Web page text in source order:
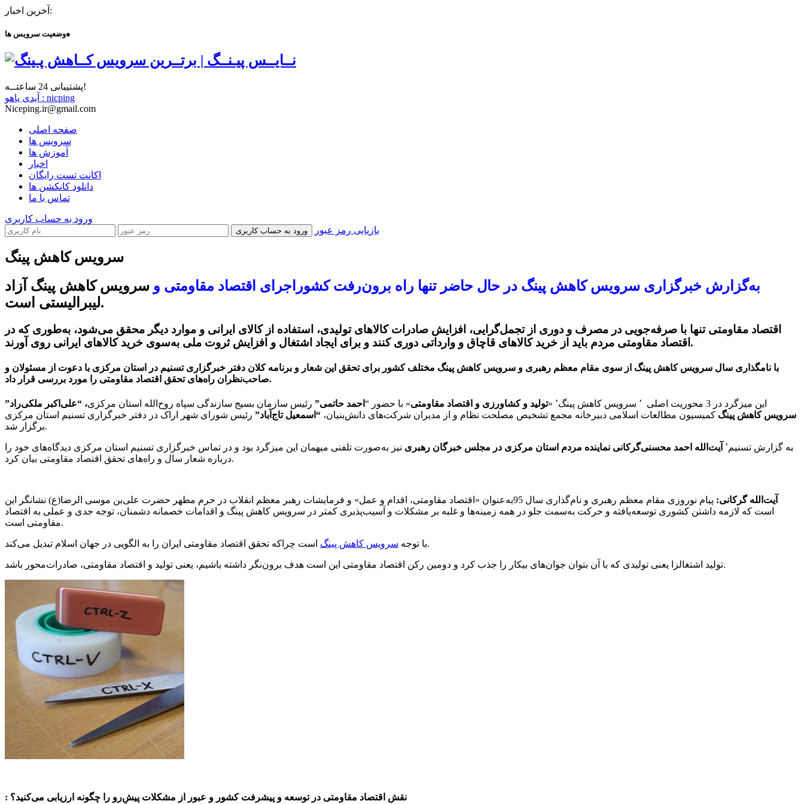
آخرین اخبار:
وضعیت سرویس ها●
پشتیبانی 24 ساعتــه!
آیدی یاهو : nicping
Niceping.ir@gmail.com
صفحه اصلی
سرویس ها
آموزش ها
اخبار
اکانت تست رایگان
دانلود کانکشن ها
تماس با ما
ورود به حساب کاربری
ورود به حساب کاربری بازیابی رمز عبور
سرویس کاهش پینگ
به‌گزارش خبرگزاری سرویس کاهش پینگ در حال حاضر تنها راه برون‌رفت کشوراجرای اقتصاد مقاومتی و سرویس کاهش پینگ آزاد
لیبرالیستی است.
اقتصاد مقاومتی تنها با صرفه‌جویی در مصرف و دوری از تجمل‌گرایی، افزایش صادرات کالاهای تولیدی، استفاده از کالای ایرانی و موارد دیگر محقق می‌شود، به‌طوری که در
اقتصاد مقاومتی مردم باید از خرید کالاهای قاچاق و وارداتی دوری کنند و برای ایجاد اشتغال و افزایش ثروت ملی به‌سوی خرید کالاهای ایرانی روی آورند.
با نامگذاری سال سرویس کاهش پینگ از سوی مقام معظم رهبری و سرویس کاهش پینگ مختلف کشور برای تحقق این شعار و برنامه کلان دفتر خبرگزاری تسنیم در استان مرکزی با دعوت از مسئولان و
صاحب‌نظران راه‌های تحقق اقتصاد مقاومتی را مورد بررسی قرار داد.
این میزگرد در 3 محوریت اصلی ٬‌ سرویس کاهش پینگ٬ « تولید و کشاورزی و اقتصاد مقاومتی» با حضور “ احمد حاتمی” رئیس سازمان بسیج سازندگی سپاه روح‌الله استان مرکزی، “علی‌اکبر ملکی‌راد”
سرویس کاهش پینگ کمیسیون مطالعات اسلامی دبیرخانه مجمع تشخیص مصلحت نظام و از مدیران شرکت‌های دانش‌بنیان، “اسمعیل تاج‌آباد” رئیس شورای شهر اراک در دفتر خبرگزاری تسنیم استان مرکزی
برگزار شد.
به گزارش تسنیم٬ آیت‌الله‌ احمد محسنی‌گرکانی نماینده مردم استان مرکزی در مجلس خبرگان رهبری نیز به‌صورت تلفنی میهمان این میزگرد بود و در تماس خبرگزاری تسنیم استان مرکزی دیدگاه‌های خود را
درباره شعار سال و راه‌های تحقق اقتصاد مقاومتی بیان کرد.
آیت‌الله گرکانی:
پیام نوروزی مقام معظم رهبری و نام‌گذاری سال 95به‌عنوان «اقتصاد مقاومتی، اقدام و عمل» و فرمایشات رهبر معظم انقلاب در حرم مطهر حضرت علی‌بن موسی الرضا(ع) نشانگر این
است که لازمه داشتن کشوری توسعه‌یافته و حرکت به‌سمت جلو در همه زمینه‌ها و غلبه بر مشکلات و آسیب‌پذیری کمتر در سرویس کاهش پینگ و اقدامات خصمانه دشمنان، توجه جدی و عملی به اقتصاد
مقاومتی است.
با توجه سرویس کاهش پینگ است چراکه تحقق اقتصاد مقاومتی ایران را به الگویی در جهان اسلام تبدیل می‌کند.
تولید اشتغالزا یعنی تولیدی که با آن بتوان جوان‌های بیکار را جذب کرد و دومین رکن اقتصاد مقاومتی این است هدف برون‌نگر داشته باشیم، یعنی تولید و اقتصاد مقاومتی، صادرات‌محور باشد.
: نقش اقتصاد مقاومتی در توسعه و پیشرفت کشور و عبور از مشکلات پیش‌ِرو را چگونه ارزیابی می‌کنید؟